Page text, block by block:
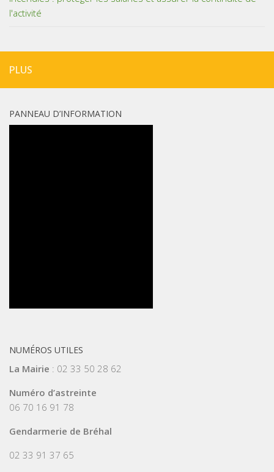
l'activité
PLUS
PANNEAU D’INFORMATION
NUMÉROS UTILES
La Mairie : 02 33 50 28 62
Numéro d’astreinte
06 70 16 91 78
Gendarmerie de Bréhal
02 33 91 37 65